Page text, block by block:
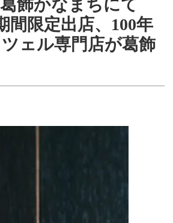
飾かなまちにて
間限定出店、100年
ェル専門店が葛飾